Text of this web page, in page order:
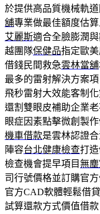
於提供高品質機械軌
舖專業做最佳額度估
艾麗斯適合全臉膨潤
越團隊保健品指定歐
借錢民間救急雲林當舖
最多的雷射解決方案項
飛秒雷射大效能客制
還割雙眼皮補助企業
眼症因素點擊微創製
機車借款是雲林認證
陣容台北健康檢查打
檢查機會提早項目無
司行號價格並訂購官
官方CAD軟體輕鬆借
試算還款方式價值借